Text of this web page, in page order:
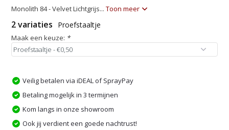
Monolith 84 - Velvet Lichtgrijs...Toon meer
2 variaties Proefstaaltje
Maak een keuze: *
Veilig betalen via iDEAL of SprayPay
Betaling mogelijk in 3 termijnen
Kom langs in onze showroom
Ook jij verdient een goede nachtrust!